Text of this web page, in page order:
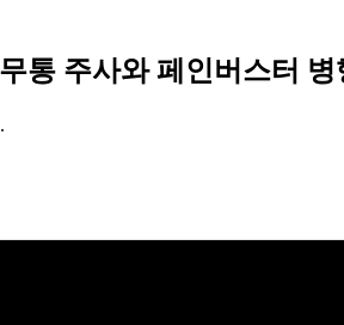
통 주사와 페인버스터